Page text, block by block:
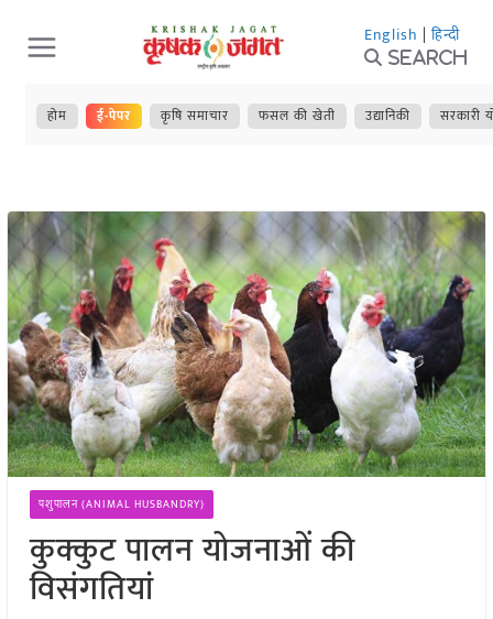
Skip
to
content
English | हिन्दी
Search
होम ई-पेपर कृषि समाचार फसल की खेती उद्यानिकी सरकारी
पशुपालन (ANIMAL HUSBANDRY)
कुक्कुट पालन योजनाओं की
विसंगतियां